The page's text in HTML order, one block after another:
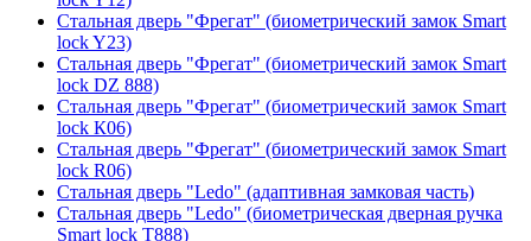
Стальная дверь "Фрегат" (биометрический замок Smart
lock Y23)
Стальная дверь "Фрегат" (биометрический замок Smart
lock DZ 888)
Стальная дверь "Фрегат" (биометрический замок Smart
lock К06)
Стальная дверь "Фрегат" (биометрический замок Smart
lock R06)
Стальная дверь "Ledo" (адаптивная замковая часть)
Стальная дверь "Ledo" (биометрическая дверная ручка
Smart lock T888)